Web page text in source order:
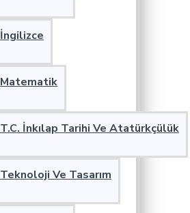
İngilizce
Matematik
T.C. İnkılap Tarihi Ve Atatürkçülük
Teknoloji Ve Tasarım